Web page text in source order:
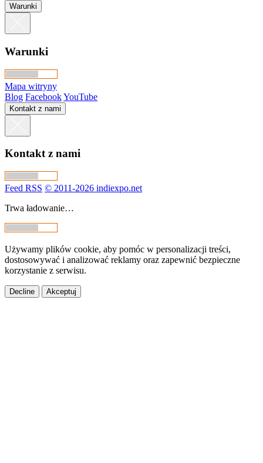
Warunki
Warunki
Mapa witryny
Blog FacebookYouTube
Kontakt z nami
Kontakt z nami
Feed RSS © 2011-2026 indiexpo.net
Trwa ładowanie…
Używamy plików cookie, aby pomóc w personalizacji treści,
dostosowywać i analizować reklamy oraz zapewnić bezpieczne
korzystanie z serwisu.
Decline Akceptuj